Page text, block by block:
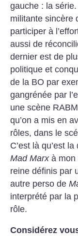
gauche : la
militante sincère
participer à
aussi de
dernier est de
politique et
de la BO par
gangrénée par
une scène
qu’on a mis en
rôles, dans le
C’est là qu’est
Mad Marxà mon
reine définis par
autre perso de
interprété par la
rôle.
Considérez